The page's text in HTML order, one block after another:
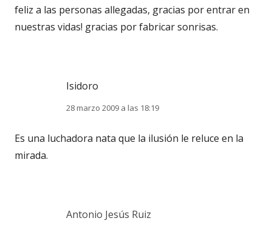
feliz a las personas allegadas, gracias por entrar en
nuestras vidas! gracias por fabricar sonrisas.
Isidoro
28 marzo 2009 a las 18:19
Es una luchadora nata que la ilusión le reluce en la
mirada.
Antonio Jesús Ruiz